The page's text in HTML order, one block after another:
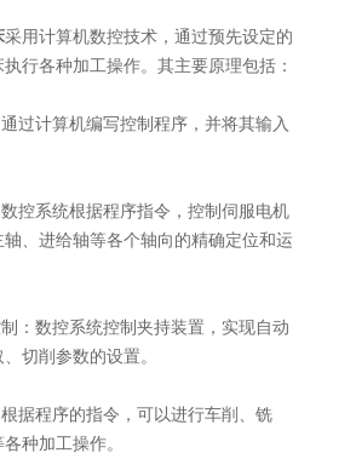
采用计算机数控技术，通过预先设定的
行各种加工操作。其主要原理包括：
计算机编写控制程序，并将其输入
系统根据程序指令，控制伺服电机
、进给轴等各个轴向的精确定位和运
数控系统控制夹持装置，实现自动
切削参数的设置。
程序的指令，可以进行车削、铣
种加工操作。